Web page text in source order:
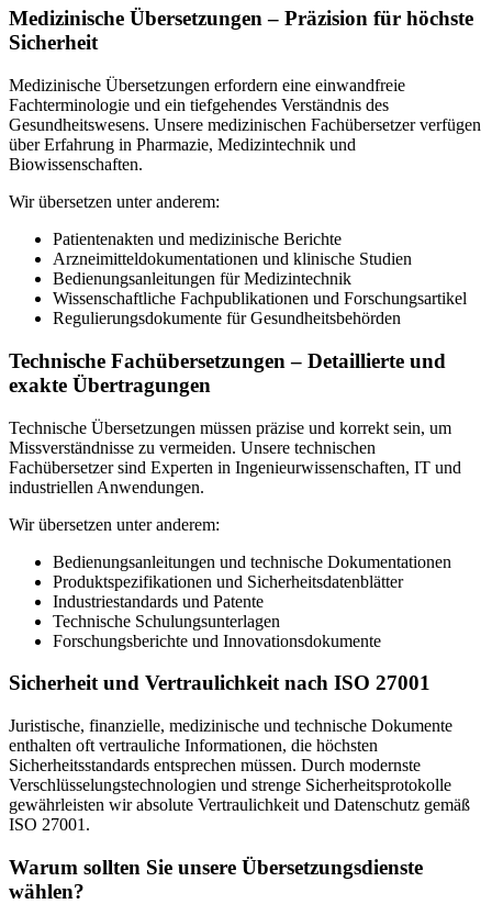
Medizinische Übersetzungen – Präzision für höchste
Sicherheit
Medizinische Übersetzungen erfordern eine einwandfreie
Fachterminologie und ein tiefgehendes Verständnis des
Gesundheitswesens. Unsere medizinischen Fachübersetzer verfügen
über Erfahrung in Pharmazie, Medizintechnik und
Biowissenschaften.
Wir übersetzen unter anderem:
Patientenakten und medizinische Berichte
Arzneimitteldokumentationen und klinische Studien
Bedienungsanleitungen für Medizintechnik
Wissenschaftliche Fachpublikationen und Forschungsartikel
Regulierungsdokumente für Gesundheitsbehörden
Technische Fachübersetzungen – Detaillierte und
exakte Übertragungen
Technische Übersetzungen müssen präzise und korrekt sein, um
Missverständnisse zu vermeiden. Unsere technischen
Fachübersetzer sind Experten in Ingenieurwissenschaften, IT und
industriellen Anwendungen.
Wir übersetzen unter anderem:
Bedienungsanleitungen und technische Dokumentationen
Produktspezifikationen und Sicherheitsdatenblätter
Industriestandards und Patente
Technische Schulungsunterlagen
Forschungsberichte und Innovationsdokumente
Sicherheit und Vertraulichkeit nach ISO 27001
Juristische, finanzielle, medizinische und technische Dokumente
enthalten oft vertrauliche Informationen, die höchsten
Sicherheitsstandards entsprechen müssen. Durch modernste
Verschlüsselungstechnologien und strenge Sicherheitsprotokolle
gewährleisten wir absolute Vertraulichkeit und Datenschutz gemäß
ISO 27001.
Warum sollten Sie unsere Übersetzungsdienste
wählen?